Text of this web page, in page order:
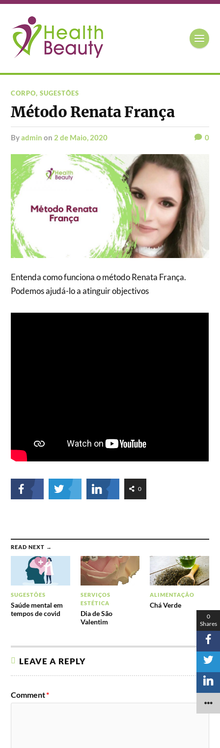
CORPO,SUGESTÕES
Método Renata França
byadmin on 2 de Maio, 2020 0
Entenda como funciona o método Renata França.
Podemos ajudá-lo a atinguir objectivos
0
READ NEXT →
SUGESTÕES
Saúde mental em
tempos de covid
SERVIÇOS
ESTÉTICA
Dia de São
Valentim
ALIMENTAÇÃO
Chá Verde
LEAVE A REPLY
Comment*
0
Shares